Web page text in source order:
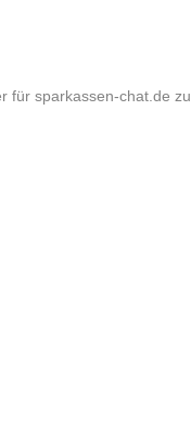
für sparkassen-chat.de zu.